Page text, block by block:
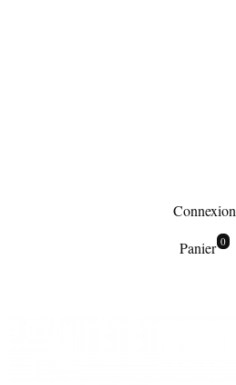
Connexion
Panier 0